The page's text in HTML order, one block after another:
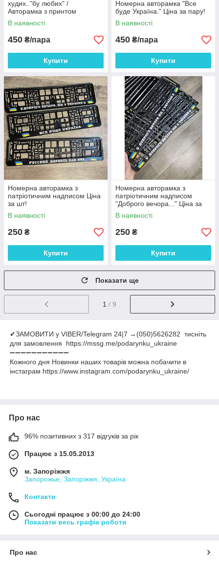
худих.."бу любих" /
Авторамка з принтом
В наявності
450 ₴/пара
Купити
Номерна авторамка "Все
буде Україна." Ціна за пару!
В наявності
450 ₴/пара
Купити
Номерна авторамка з
патріотичним надписом Ціна
за шт!
В наявності
250 ₴
Купити
Номерна авторамка з
патріотичним надписом
"Доброго вечора..." Ціна за
шт!
В наявності
250 ₴
Купити
Показати ще
1 / 9
✔ЗАМОВИТИ у VIBER/Telegram 24|7 →(050)5626282 тисніть
для замовлення https://mssg.me/podarynku_ukraine
➖➖➖➖➖➖➖➖➖➖➖
Кожного дня Новинки наших товарів можна побачити в
інстаграм https://www.instagram.com/podarynku_ukraine/
Про нас
96% позитивних з 317 відгуків за рік
Працює з 15.05.2013
м. Запоріжжя
Запорожье, Запоріжжя, Україна
Контакти
Сьогодні працює з 00:00 до 24:00
Показати весь графік роботи
Про нас